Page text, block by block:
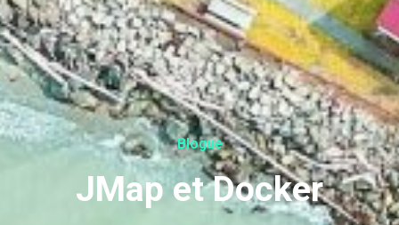
Blogue
JMap et Docker